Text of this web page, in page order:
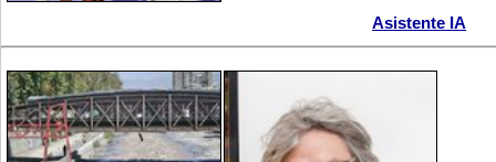
Asistente IA